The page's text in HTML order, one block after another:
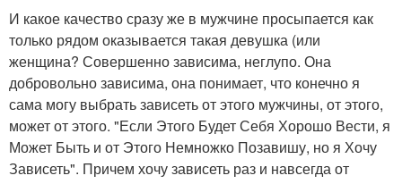
И какое качество сразу же в мужчине просыпается как
только рядом оказывается такая девушка (или
женщина? Совершенно зависима, неглупо. Она
добровольно зависима, она понимает, что конечно я
сама могу выбрать зависеть от этого мужчины, от этого,
может от этого. "Если Этого Будет Себя Хорошо Вести, я
Может Быть и от Этого Немножко Позавишу, но я Хочу
Зависеть". Причем хочу зависеть раз и навсегда от